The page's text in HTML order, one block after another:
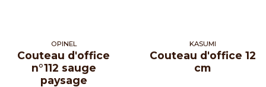
OPINEL
Couteau d'office
n°112 sauge
paysage
KASUMI
Couteau d'office 12
cm